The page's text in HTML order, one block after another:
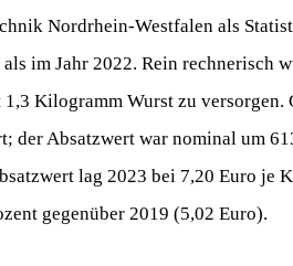
Nordrhein-Westfalen als
im Jahr 2022. Rein rechnerisch
Kilogramm Wurst zu versorgen.
der Absatzwert war nominal um
lag 2023 bei 7,20 Euro je
gegenüber 2019 (5,02 Euro).